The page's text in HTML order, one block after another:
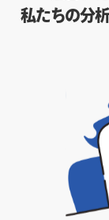
私たちの分